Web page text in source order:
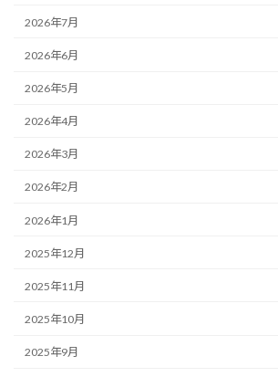
2026年7月
2026年6月
2026年5月
2026年4月
2026年3月
2026年2月
2026年1月
2025年12月
2025年11月
2025年10月
2025年9月